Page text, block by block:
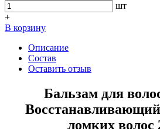
шт
+
В корзину
Описание
Состав
Оставить отзыв
Бальзам для
ломких волос